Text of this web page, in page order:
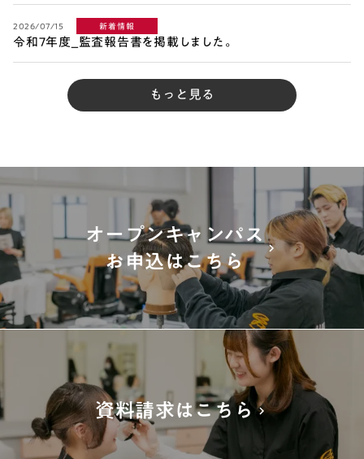
2026/07/15 新着情報
令和7年度_監査報告書を掲載しました。
もっと見る
オープンキャンパス
お申込はこちら keyboard_arrow_right
資料請求はこちら keyboard_arrow_right